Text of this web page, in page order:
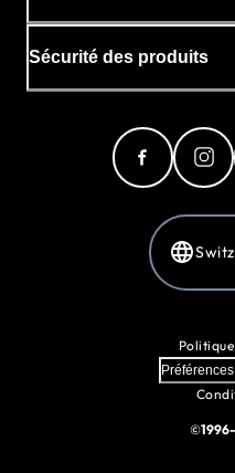
Sécurité des produits
©